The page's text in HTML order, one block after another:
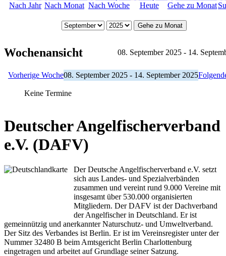
Nach Jahr Nach Monat Nach Woche Heute Gehe zu Monat
Gehe zu Monat
Wochenansicht 08. September 2025 - 14.
Vorherige Woche08. September 2025 - 14. September 2025
Keine Termine
Deutscher Angelfischerverband
e.V. (DAFV)
Der Deutsche Angelfischerverband e.V. setzt
sich aus Landes- und Spezialverbänden
zusammen und vereint rund 9.000 Vereine mit
insgesamt über 530.000 organisierten
Mitgliedern. Der DAFV ist der Dachverband
der Angelfischer in Deutschland. Er ist
gemeinnützig und anerkannter Naturschutz- und Umweltverband.
Der Sitz des Verbandes ist Berlin. Er ist im Vereinsregister unter der
Nummer 32480 B beim Amtsgericht Berlin Charlottenburg
eingetragen und arbeitet auf Grundlage seiner Satzung.